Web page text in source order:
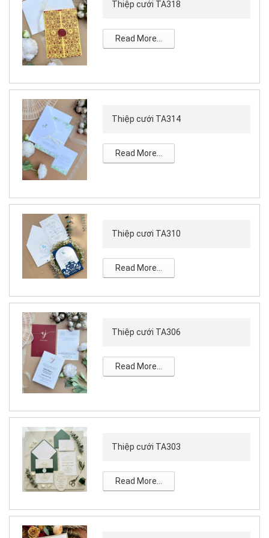
Thiệp cưới TA318
Read More...
Thiệp cưới TA314
Read More...
Thiệp cươi TA310
Read More...
Thiệp cưới TA306
Read More...
Thiệp cưới TA303
Read More...